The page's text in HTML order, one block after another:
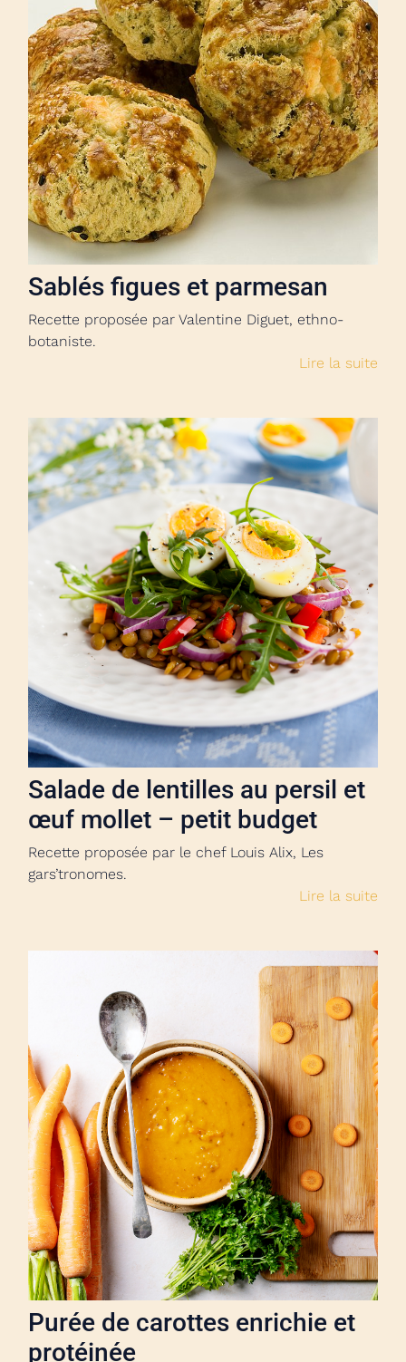
Sablés figues et parmesan
Recette proposée par Valentine Diguet, ethno-
botaniste.
Lire la suite
Salade de lentilles au persil et
œuf mollet – petit budget
Recette proposée par le chef Louis Alix, Les
gars’tronomes.
Lire la suite
Purée de carottes enrichie et
protéinée